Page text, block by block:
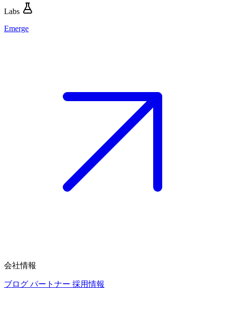
Labs
Emerge
会社情報
ブログ パートナー 採用情報